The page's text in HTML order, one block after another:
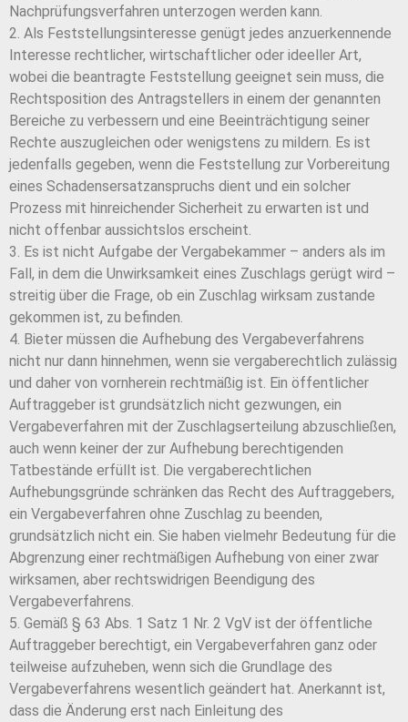
Nachprüfungsverfahren unterzogen werden kann.
2. Als Feststellungsinteresse genügt jedes anzuerkennende
Interesse rechtlicher, wirtschaftlicher oder ideeller Art,
wobei die beantragte Feststellung geeignet sein muss, die
Rechtsposition des Antragstellers in einem der genannten
Bereiche zu verbessern und eine Beeinträchtigung seiner
Rechte auszugleichen oder wenigstens zu mildern. Es ist
jedenfalls gegeben, wenn die Feststellung zur Vorbereitung
eines Schadensersatzanspruchs dient und ein solcher
Prozess mit hinreichender Sicherheit zu erwarten ist und
nicht offenbar aussichtslos erscheint.
3. Es ist nicht Aufgabe der Vergabekammer – anders als im
Fall, in dem die Unwirksamkeit eines Zuschlags gerügt wird –
streitig über die Frage, ob ein Zuschlag wirksam zustande
gekommen ist, zu befinden.
4. Bieter müssen die Aufhebung des Vergabeverfahrens
nicht nur dann hinnehmen, wenn sie vergaberechtlich zulässig
und daher von vornherein rechtmäßig ist. Ein öffentlicher
Auftraggeber ist grundsätzlich nicht gezwungen, ein
Vergabeverfahren mit der Zuschlagserteilung abzuschließen,
auch wenn keiner der zur Aufhebung berechtigenden
Tatbestände erfüllt ist. Die vergaberechtlichen
Aufhebungsgründe schränken das Recht des Auftraggebers,
ein Vergabeverfahren ohne Zuschlag zu beenden,
grundsätzlich nicht ein. Sie haben vielmehr Bedeutung für die
Abgrenzung einer rechtmäßigen Aufhebung von einer zwar
wirksamen, aber rechtswidrigen Beendigung des
Vergabeverfahrens.
5. Gemäß § 63 Abs. 1 Satz 1 Nr. 2 VgV ist der öffentliche
Auftraggeber berechtigt, ein Vergabeverfahren ganz oder
teilweise aufzuheben, wenn sich die Grundlage des
Vergabeverfahrens wesentlich geändert hat. Anerkannt ist,
dass die Änderung erst nach Einleitung des